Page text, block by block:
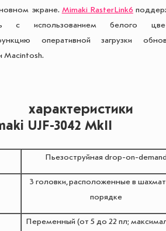
экране. Mimaki RasterLink6
с использованием белого
оперативной загрузки
Macintosh.
характеристики
UJF-3042 MkII
Пьезоструйная drop-on-
3 головки, расположенные в
порядке
Переменный (от 5 до 22 пл;